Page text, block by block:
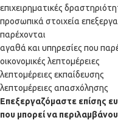
επιχειρηματικές
προσωπικά στοιχεία
παρέχονται
αγαθά και υπηρεσίες που
οικονομικές λεπτομέρειες
λεπτομέρειες εκπαίδευσης
λεπτομέρειες απασχόλησης
Επεξεργαζόμαστε επίσης
που μπορεί να